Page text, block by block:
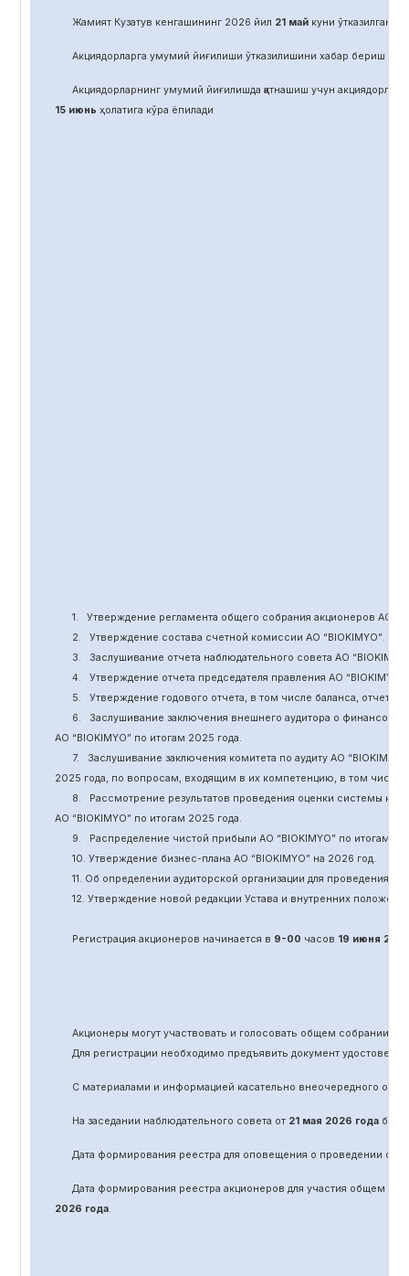
Жамият Кузатув кенгашининг 2026 йил 21 майкуни ўтказилган
Акциядорларга умумий йиғилиши ўтказилишини хабар бериш
Акциядорларнинг умумий йиғилишда қатнашиш учун акциядорлар
15 июнь ҳолатига кўра ёпилади
1. Утверждение регламента общего собрания акционеров АО “
2.
Утверждение состава счетной комиссии АО “BIOKIMYO”.
3.
Заслушивание отчета наблюдательного совета АО “BIOKIMYO
4.
Утверждение отчета председателя правления АО “BIOKIMYO
5.
Утверждение годового отчета, в том числе баланса, отчет о
6.
Заслушивание заключения внешнего аудитора о финансовой
АО “BIOKIMYO”по итогам 2025 года.
7.
Заслушивание заключения комитета по аудитуАО “BIOKIMYO
2025 года, по вопросам, входящим в их компетенцию, в том
8.
Рассмотрение результатов проведения оценки системы
АО “BIOKIMYO”по итогам 2025 года.
9.
Распределение чистой прибыли АО “BIOKIMYO”по итогам
10. Утверждение бизнес-плана АО “BIOKIMYO”на 2026 год.
11. Об определении аудиторской организации для проведения
12. Утверждение новой редакции Устава и внутренних
Регистрация акционеров начинается в 9-00 часов 19 июня 202
Акционеры могут участвовать и голосовать общем собрании
Для регистрации необходимо предъявить документ
С материалами и информацией касательно внеочередного
На заседании наблюдательного совета от 21 мая 2026 годабыло
Дата формирования реестра для оповещения о проведении
Дата формирования реестра акционеров для участия общем
2026 года.